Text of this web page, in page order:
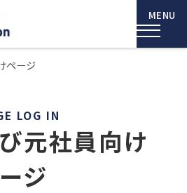
LOG IN
元社員向け
ジ
ページ